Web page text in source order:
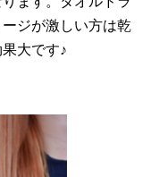
ジが激しい方は乾
大です♪